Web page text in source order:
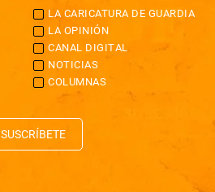
LA CARICATURA DE GUARDIA
LA OPINIÓN
CANAL DIGITAL
NOTICIAS
COLUMNAS
SUSCRÍBETE